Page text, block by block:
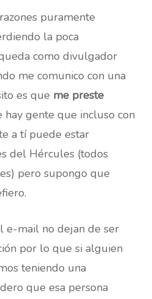
puramente
la poca
como divulgador
me comunico con una
es que me preste
hay gente que incluso con
a tí puede estar
del Hércules (todos
pero supongo que
e-mail no dejan de ser
por lo que si alguien
teniendo una
que esa persona